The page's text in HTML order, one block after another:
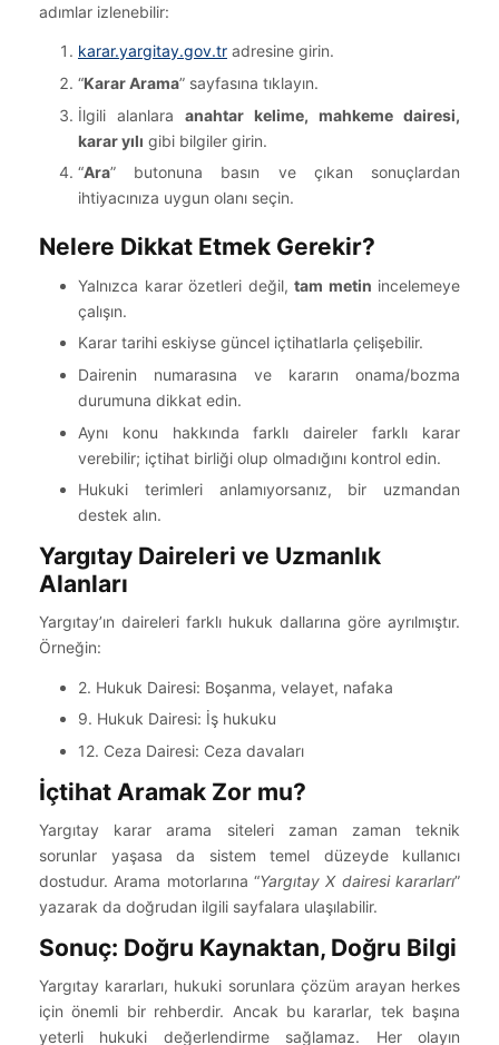
adımlar izlenebilir:
karar.yargitay.gov.tr adresine girin.
“Karar Arama” sayfasına tıklayın.
İlgili alanlara anahtar kelime, mahkeme dairesi,
karar yılı gibi bilgiler girin.
“Ara” butonuna basın ve çıkan sonuçlardan
ihtiyacınıza uygun olanı seçin.
Nelere Dikkat Etmek Gerekir?
Yalnızca karar özetleri değil, tam metin incelemeye
çalışın.
Karar tarihi eskiyse güncel içtihatlarla çelişebilir.
Dairenin numarasına ve kararın onama/bozma
durumuna dikkat edin.
Aynı konu hakkında farklı daireler farklı karar
verebilir; içtihat birliği olup olmadığını kontrol edin.
Hukuki terimleri anlamıyorsanız, bir uzmandan
destek alın.
Yargıtay Daireleri ve Uzmanlık
Alanları
Yargıtay’ın daireleri farklı hukuk dallarına göre ayrılmıştır.
Örneğin:
2. Hukuk Dairesi: Boşanma, velayet, nafaka
9. Hukuk Dairesi: İş hukuku
12. Ceza Dairesi: Ceza davaları
İçtihat Aramak Zor mu?
Yargıtay karar arama siteleri zaman zaman teknik
sorunlar yaşasa da sistem temel düzeyde kullanıcı
dostudur. Arama motorlarına “Yargıtay X dairesi kararları”
yazarak da doğrudan ilgili sayfalara ulaşılabilir.
Sonuç: Doğru Kaynaktan, Doğru Bilgi
Yargıtay kararları, hukuki sorunlara çözüm arayan herkes
için önemli bir rehberdir. Ancak bu kararlar, tek başına
yeterli hukuki değerlendirme sağlamaz. Her olayın